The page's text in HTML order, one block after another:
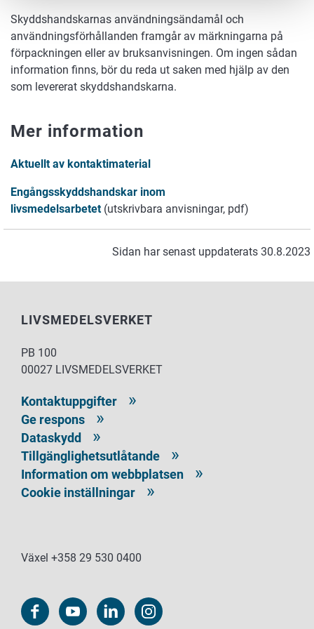
Skyddshandskarnas användningsändamål och
användningsförhållanden framgår av märkningarna på
förpackningen eller av bruksanvisningen. Om ingen sådan
information finns, bör du reda ut saken med hjälp av den
som levererat skyddshandskarna.
Mer information
Aktuellt av kontaktimaterial
Engångsskyddshandskar inom
livsmedelsarbetet (utskrivbara anvisningar, pdf)
Sidan har senast uppdaterats 30.8.2023
LIVSMEDELSVERKET
PB 100
00027 LIVSMEDELSVERKET
Kontaktuppgifter
Ge respons
Dataskydd
Tillgänglighetsutlåtande
Information om webbplatsen
Cookie inställningar
Växel +358 29 530 0400